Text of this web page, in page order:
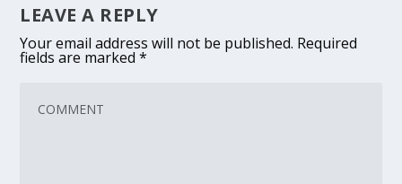
LEAVE A REPLY
Your email address will not be published. Required
fields are marked*